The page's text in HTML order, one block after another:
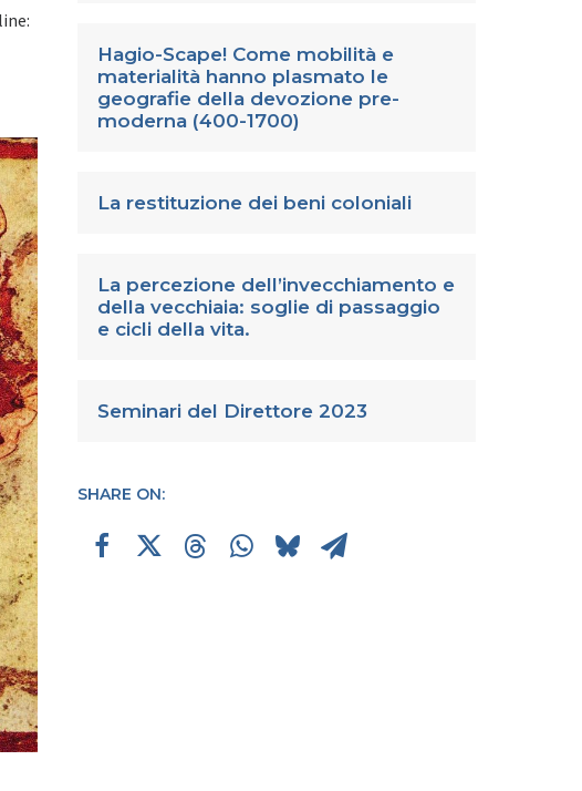
Hagio-Scape! Come mobilità e
materialità hanno plasmato le
geografie della devozione pre-
moderna (400-1700)
La restituzione dei beni coloniali
La percezione dell’invecchiamento e
della vecchiaia: soglie di passaggio
e cicli della vita.
Seminari del Direttore 2023
SHARE ON: